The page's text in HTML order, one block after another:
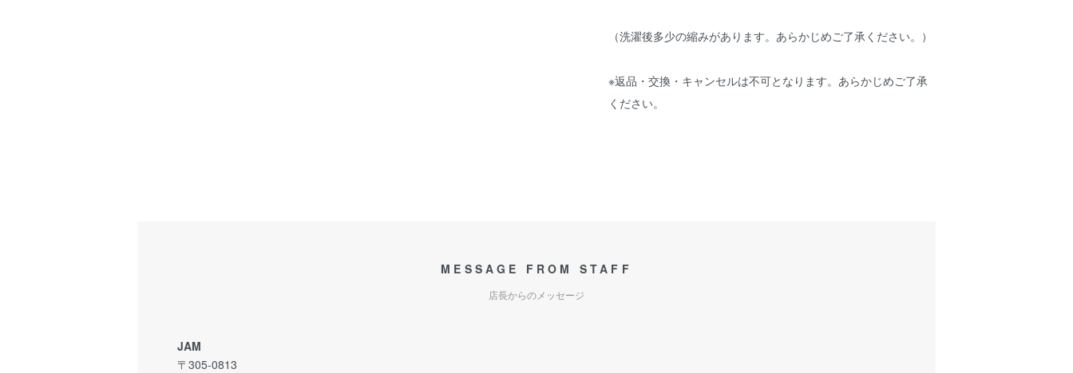
（洗濯後多少の縮みがあります。あらかじめご了承ください。）
※返品・交換・キャンセルは不可となります。あらかじめご了承
ください。
MESSAGE FROM STAFF
店長からのメッセージ
JAM
〒305-0813